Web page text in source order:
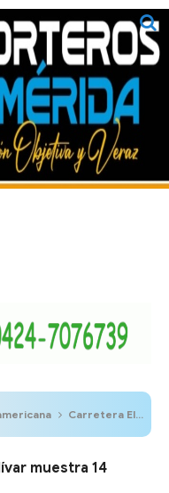
Carretera El Vigía - Mesa Bolívar muestra 14 fallas de bordes
muestra 14